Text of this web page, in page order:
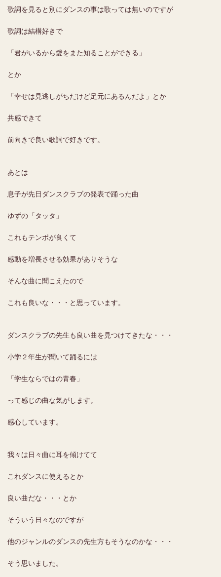
歌詞を見ると別にダンスの事は歌っては無いのですが
歌詞は結構好きで
「君がいるから愛をまた知ることができる」
とか
「幸せは見逃しがちだけど足元にあるんだよ」とか
共感できて
前向きで良い歌詞で好きです。
あとは
息子が先日ダンスクラブの発表で踊った曲
ゆずの「タッタ」
これもテンポが良くて
感動を増長させる効果がありそうな
そんな曲に聞こえたので
これも良いな・・・と思っています。
ダンスクラブの先生も良い曲を見つけてきたな・・・
小学２年生が聞いて踊るには
「学生ならではの青春」
って感じの曲な気がします。
感心しています。
我々は日々曲に耳を傾けてて
これダンスに使えるとか
良い曲だな・・・とか
そういう日々なのですが
他のジャンルのダンスの先生方もそうなのかな・・・
そう思いました。